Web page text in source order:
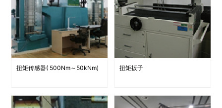
扭矩传感器( 500Nm～50kNm) 扭矩扳子